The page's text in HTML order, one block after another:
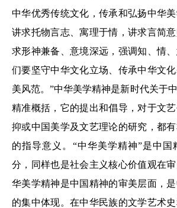
中华优秀传统文化，传承和弘扬中华
讲求托物言志、寓理于情，讲求言简
求形神兼备、意境深远，强调知、情
们要坚守中华文化立场、传承中华文
美风范。”中华美学精神是新时代关于
精准概括，它的提出和倡导，对于文艺
抑或中国美学及文艺理论的研究，都
的指导意义。“中华美学精神”是中国
分，同样也是社会主义核心价值观在
华美学精神是中国精神的审美层面，
的集中体现。在中华民族的文学艺术